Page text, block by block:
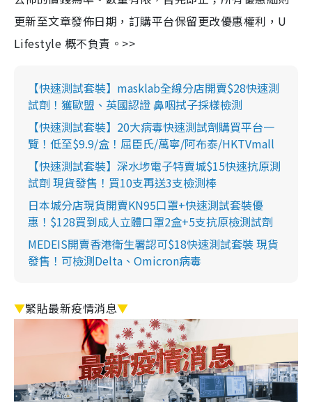
更新至文章發佈日期，訂購平台保留更改優惠權利，U
Lifestyle 概不負責。>>
【快速測試套裝】masklab全線分店開賣$28快速測
試劑！獲歐盟、英國認證 鼻咽拭子採樣檢測
【快速測試套裝】20大病毒快速測試劑購買平台一
覽！低至$9.9/盒！屈臣氏/萬寧/阿布泰/HKTVmall
【快速測試套裝】深水埗電子特賣城$15快速抗原測
試劑 現貨發售！買10支再送3支檢測棒
日本城分店現貨開賣KN95口罩+快速測試套裝優
惠！$128買到成人立體口罩2盒+5支抗原檢測試劑
MEDEIS開賣香港衛生署認可$18快速測試套裝 現貨
發售！可檢測Delta、Omicron病毒
▼緊貼最新疫情消息▼